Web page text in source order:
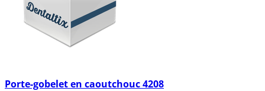
Porte-gobelet en caoutchouc 4208